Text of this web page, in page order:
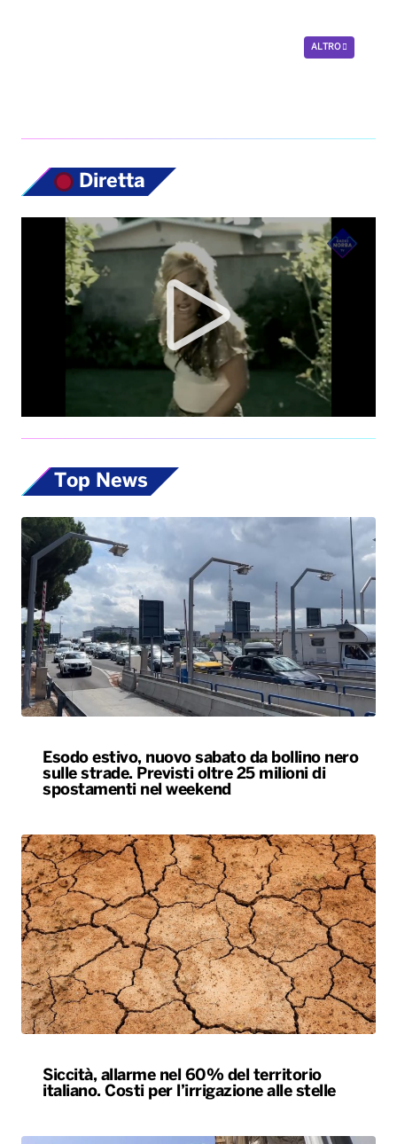
ALTRO
Diretta
Top News
Esodo estivo, nuovo sabato da bollino nero
sulle strade. Previsti oltre 25 milioni di
spostamenti nel weekend
Siccità, allarme nel 60% del territorio
italiano. Costi per l’irrigazione alle stelle